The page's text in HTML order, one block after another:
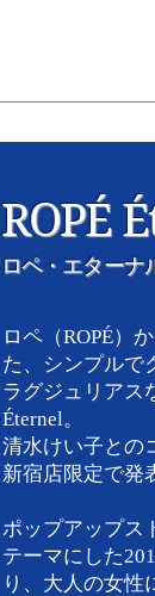
ROPÉ
ロペ（ROPÉ）
た、シンプルで
ラグジュリアス
Éternel。
清水けい子との
新宿店限定で発
ポップアップス
テーマにした
り、大人の女性
ロペ・エターナ